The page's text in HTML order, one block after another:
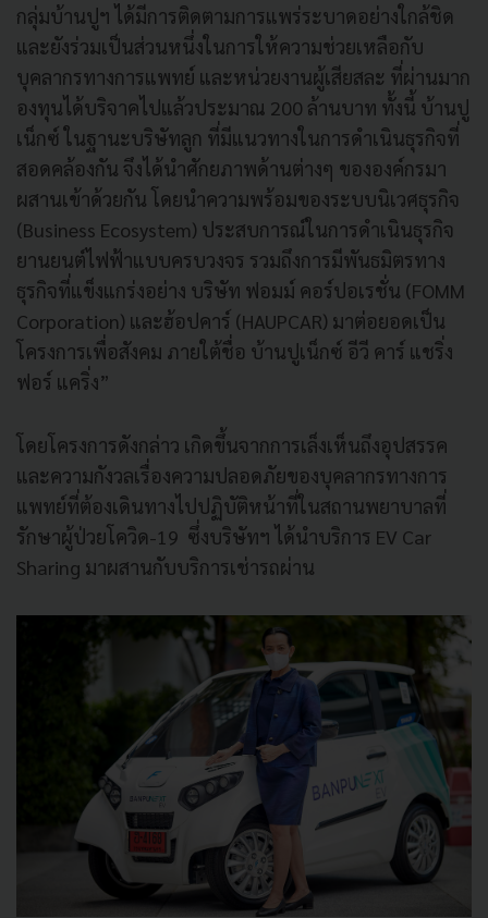
กลุ่มบ้านปูฯ ได้มีการติดตามการแพร่ระบาดอย่างใกล้ชิด
และยังร่วมเป็นส่วนหนึ่งในการให้ความช่วยเหลือกับ
บุคลากรทางการแพทย์ และหน่วยงานผู้เสียสละ ที่ผ่านมาก
องทุนได้บริจาคไปแล้วประมาณ 200 ล้านบาท ทั้งนี้ บ้านปู
เน็กซ์ ในฐานะบริษัทลูก ที่มีแนวทางในการดำเนินธุรกิจที่
สอดคล้องกัน จึงได้นำศักยภาพด้านต่างๆ ขององค์กรมา
ผสานเข้าด้วยกัน โดยนำความพร้อมของระบบนิเวศธุรกิจ
(Business Ecosystem) ประสบการณ์ในการดำเนินธุรกิจ
ยานยนต์ไฟฟ้าแบบครบวงจร รวมถึงการมีพันธมิตรทาง
ธุรกิจที่แข็งแกร่งอย่าง บริษัท ฟอมม์ คอร์ปอเรชั่น (FOMM
Corporation) และฮ้อปคาร์ (HAUPCAR) มาต่อยอดเป็น
โครงการเพื่อสังคม ภายใต้ชื่อ บ้านปูเน็กซ์ อีวี คาร์ แชริ่ง
ฟอร์ แคริ่ง”
โดยโครงการดังกล่าว เกิดขึ้นจากการเล็งเห็นถึงอุปสรรค
และความกังวลเรื่องความปลอดภัยของบุคลากรทางการ
แพทย์ที่ต้องเดินทางไปปฏิบัติหน้าที่ในสถานพยาบาลที่
รักษาผู้ป่วยโควิด-19 ซึ่งบริษัทฯ ได้นำบริการ EV Car
Sharing มาผสานกับบริการเช่ารถผ่าน